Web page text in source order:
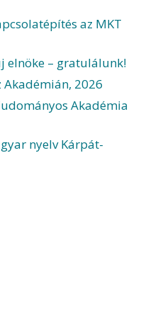
az MKT
elnöke – gratulálunk!
Akadémián, 2026
Akadémia
nyelv Kárpát-